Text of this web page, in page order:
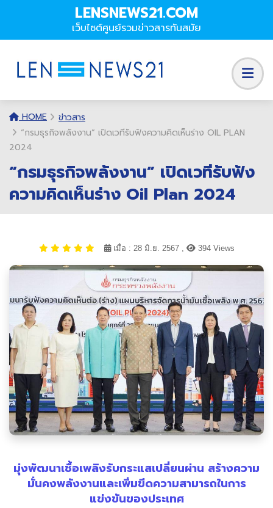
LENSNEWS21.COM
เว็บไซต์ศูนย์รวมข่าวสารทันสมัย
HOME
ข่าวสาร
“กรมธุรกิจพลังงาน” เปิดเวทีรับฟังความคิดเห็นร่าง OIL PLAN
2024
“กรมธุรกิจพลังงาน” เปิดเวทีรับฟัง
ความคิดเห็นร่าง Oil Plan 2024
เมื่อ : 28 มิ.ย. 2567 , 394 Views
มุ่งพัฒนาเชื้อเพลิงรับกระแสเปลี่ยนผ่าน สร้างความ
มั่นคงพลังงานและเพิ่มขีดความสามารถในการ
แข่งขันของประเทศ